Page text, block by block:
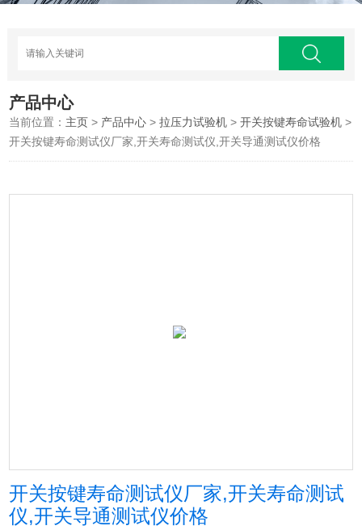
产品中心
当前位置： 主页 > 产品中心 >拉压力试验机 >开关按键寿命试验机 >
开关按键寿命测试仪厂家,开关寿命测试仪,开关导通测试仪价格
开关按键寿命测试仪厂家,开关寿命测试
仪,开关导通测试仪价格